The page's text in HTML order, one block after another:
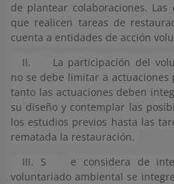
de plantear colaboraciones.
que realicen tareas de
cuenta a entidades de acción
II.
La participación del
no se debe limitar a
tanto las actuaciones deben
su diseño y contemplar las
los estudios previos hasta las
rematada la restauración.
III. S
e considera de
voluntariado ambiental se